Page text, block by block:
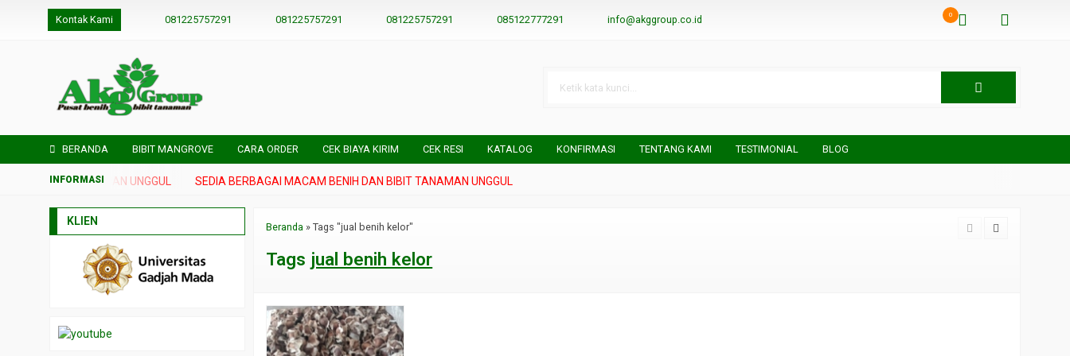
Kontak Kami 081225757291 081225757291 081225757291 085122777291 info@akggroup.co.id 0
BERANDA BIBIT MANGROVE CARA ORDER CEK BIAYA KIRIM CEK RESI KATALOG KONFIRMASI TENTANG KAMI TESTIMONIAL BLOG
DAN BIBIT TANAMAN UNGGUL SEDIA BERBAGAI MACAM BENIH DAN BIBIT TANAMAN UNGGUL
Beranda »Tags "jual benih kelor"
Tags jual benih kelor
KLIEN